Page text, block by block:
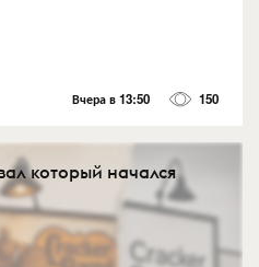
Вчера в 13:50 150
который начался